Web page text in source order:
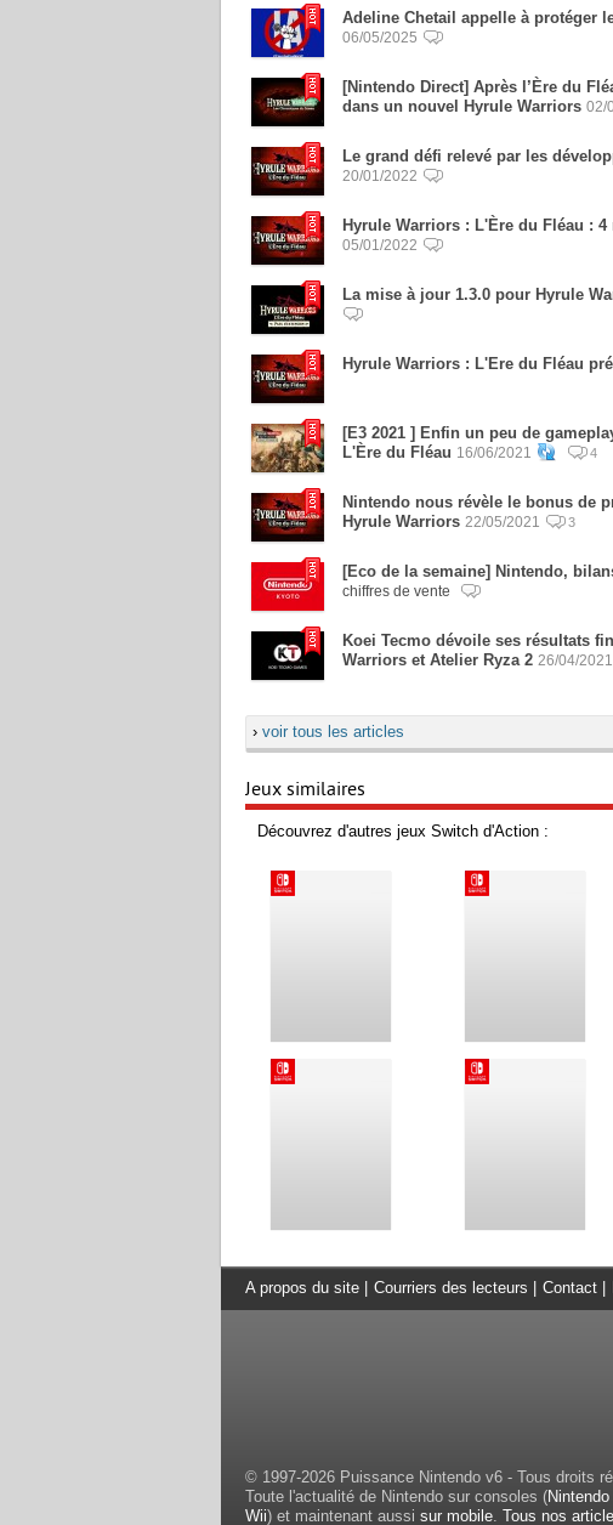
Adeline Chetail appelle à protéger
06/05/2025
[Nintendo Direct] Après l’Ère du
dans un nouvel Hyrule Warriors 02/
Le grand défi relevé par les
20/01/2022
Hyrule Warriors : L'Ère du Fléau :
05/01/2022
La mise à jour 1.3.0 pour Hyrule
Hyrule Warriors : L'Ere du Fléau
[E3 2021 ] Enfin un peu de
L'Ère du Fléau 16/06/2021 4
Nintendo nous révèle le bonus de
Hyrule Warriors 22/05/2021 3
[Eco de la semaine] Nintendo,
chiffres de vente
Koei Tecmo dévoile ses résultats
Warriors et Atelier Ryza 2 26/04/2021
› voir tous les articles
Jeux similaires
Découvrez d'autres jeux Switch d'Action :
A propos du site Courriers des lecteurs Contact
© 1997-2026 Puissance Nintendo v6 - Tous droits
Toute l'actualité de Nintendo sur consoles (
Wii) et maintenant aussi sur mobile. Tous nos